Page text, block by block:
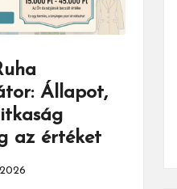
Állapot,
az értéket